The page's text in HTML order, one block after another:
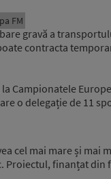
FM
gravă a
contracta
Campionatele
o delegație de 11
cel mai mare și mai
Proiectul, finanțat